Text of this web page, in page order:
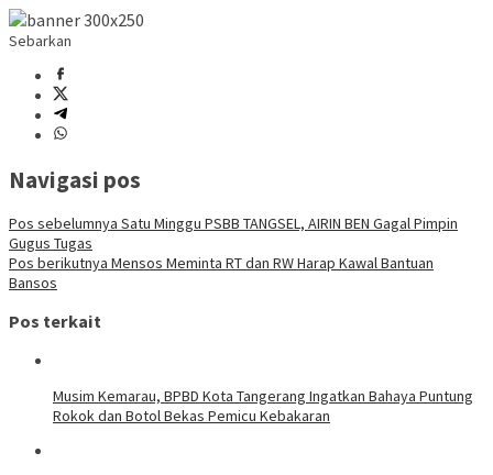
Sebarkan
Navigasi pos
Pos sebelumnya Satu Minggu PSBB TANGSEL, AIRIN BEN Gagal Pimpin
Gugus Tugas
Pos berikutnya Mensos Meminta RT dan RW Harap Kawal Bantuan
Bansos
Pos terkait
Musim Kemarau, BPBD Kota Tangerang Ingatkan Bahaya Puntung
Rokok dan Botol Bekas Pemicu Kebakaran